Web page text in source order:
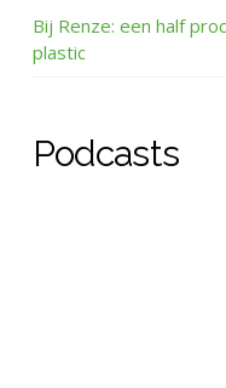
Bij Renze: een half
plastic
Podcasts